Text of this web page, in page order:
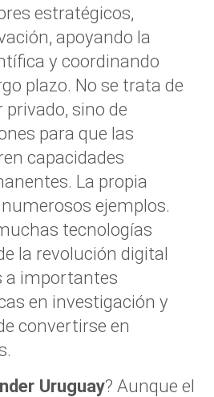
estratégicos,
apoyando la
y coordinando
plazo. No se trata de
sino de
para que las
capacidades
La propia
ejemplos.
tecnologías
la revolución digital
a importantes
en investigación y
convertirse en
Uruguay? Aunque el